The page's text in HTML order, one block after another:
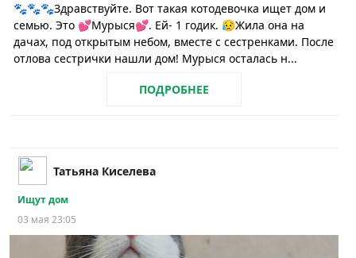
🐾🐾🐾Здравствуйте. Вот такая котодевочка ищет дом и
семью. Это 💕Мурыся💕. Ей- 1 годик. 😥Жила она на
дачах, под открытым небом, вместе с сестренками. После
отлова сестрички нашли дом! Мурыся осталась н...
ПОДРОБНЕЕ
Татьяна Киселева
Ищут дом
03 мая 23:05